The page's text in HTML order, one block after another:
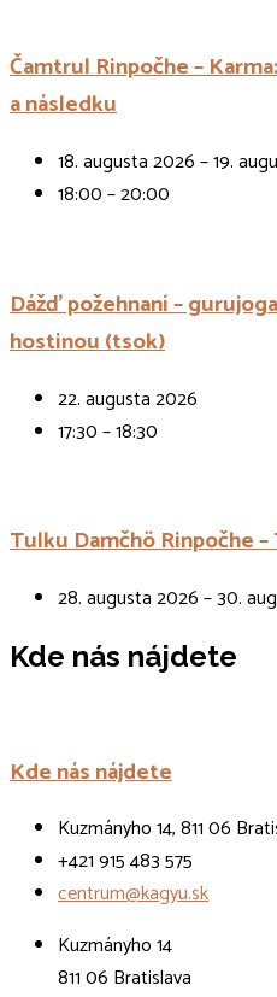
Čamtrul Rinpočhe –
a následku
18. augusta 2026 – 19.
18:00 – 20:00
Dážď požehnaní –
hostinou (tsok)
22. augusta 2026
17:30 – 18:30
Tulku Damčhö Rinpočhe
28. augusta 2026 – 30.
Kde nás nájdete
Kde nás nájdete
Kuzmányho 14, 811 06
+421 915 483 575
centrum@kagyu.sk
Kuzmányho 14
811 06 Bratislava